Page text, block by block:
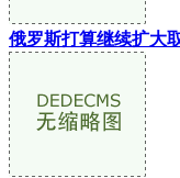
俄罗斯打算继续扩大